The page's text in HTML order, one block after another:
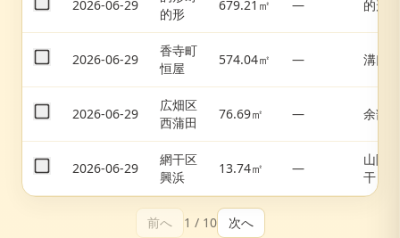
2026-06-29
的形
679.21㎡ — 的形
2026-06-29
香寺町
恒屋
574.04㎡ — 溝口
2026-06-29
広畑区
西蒲田
76.69㎡ — 余部
2026-06-29
網干区
興浜
13.74㎡ —
山陽網
干
前へ 1 / 10 次へ